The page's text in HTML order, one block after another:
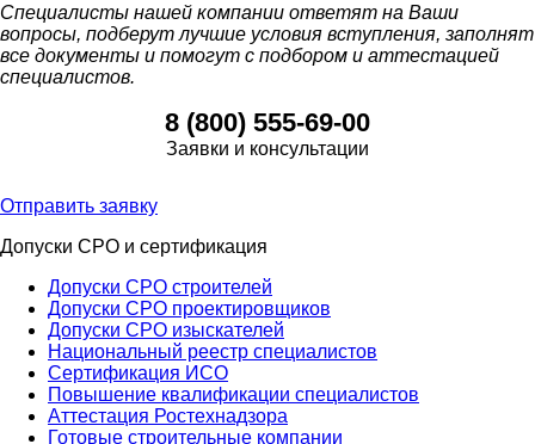
Специалисты нашей компании ответят на Ваши
вопросы, подберут лучшие условия вступления, заполнят
все документы и помогут с подбором и аттестацией
специалистов.
8 (800) 555-69-00
Заявки и консультации
Отправить заявку
Допуски СРО и сертификация
Допуски СРО строителей
Допуски СРО проектировщиков
Допуски СРО изыскателей
Национальный реестр специалистов
Сертификация ИСО
Повышение квалификации специалистов
Аттестация Ростехнадзора
Готовые строительные компании